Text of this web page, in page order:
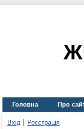
Головна Про
Вхід Реєстрація